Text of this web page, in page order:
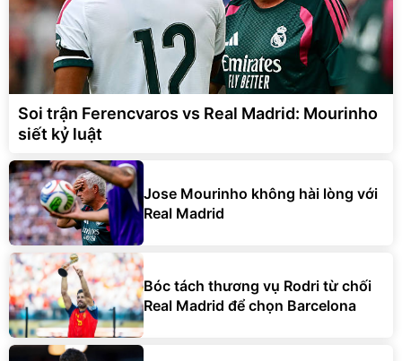
Soi trận Ferencvaros vs Real Madrid: Mourinho
siết kỷ luật
Jose Mourinho không hài lòng với
Real Madrid
Bóc tách thương vụ Rodri từ chối
Real Madrid để chọn Barcelona